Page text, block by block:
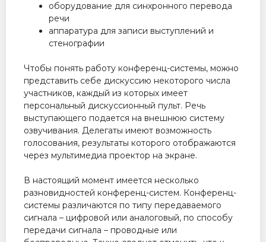
оборудование для синхронного перевода
речи
аппаратура для записи выступлений и
стенографии
Чтобы понять работу конференц-системы, можно
представить себе дискуссию некоторого числа
участников, каждый из которых имеет
персональный дискуссионный пульт. Речь
выступающего подается на внешнюю систему
озвучивания. Делегаты имеют возможность
голосования, результаты которого отображаются
через мультимедиа проектор на экране.
В настоящий момент имеется несколько
разновидностей конференц-систем. Конференц-
системы различаются по типу передаваемого
сигнала – цифровой или аналоговый, по способу
передачи сигнала – проводные или